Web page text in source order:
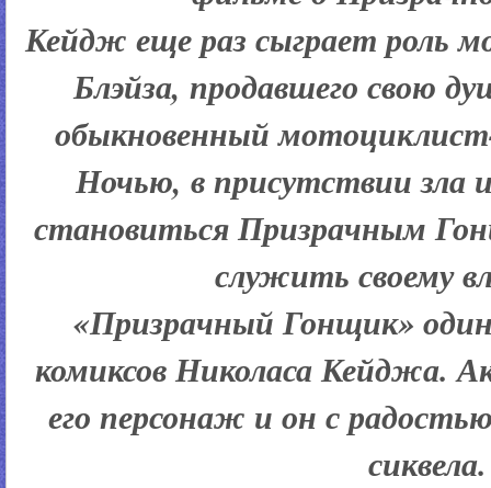
Кейдж еще раз сыграет роль
Блэйза, продавшего свою
обыкновенный
Ночью, в присутствии зла
становиться Призрачным
служить своему
«Призрачный Гонщик»
комиксов Николаса Кейджа.
его персонаж и он с
сиквела.